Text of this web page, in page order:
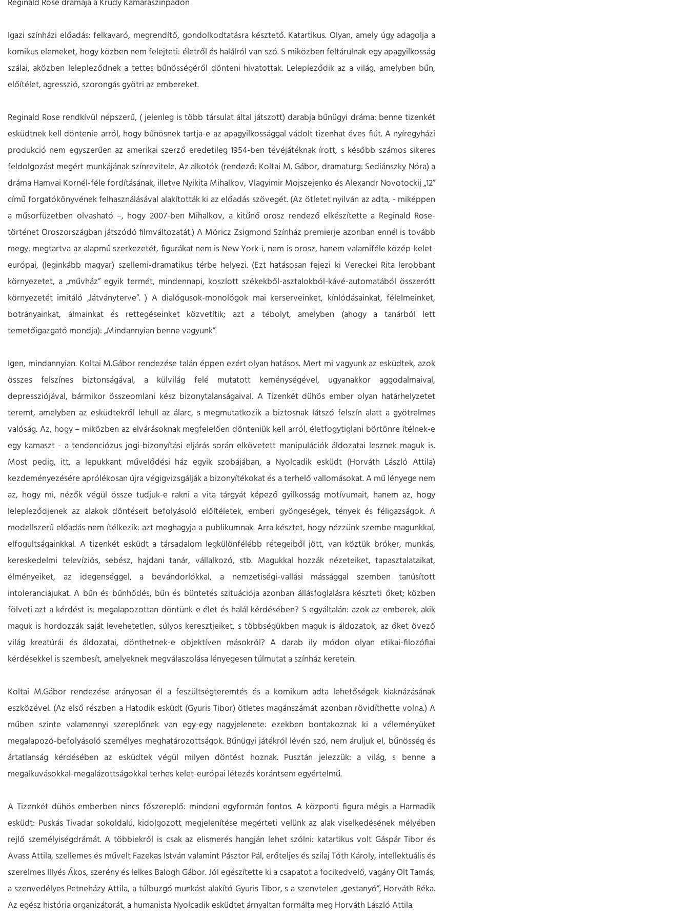
Reginald Rose drámája a Krúdy Kamaraszínpadon
Igazi színházi előadás: felkavaró, megrendítő, gondolkodtatásra késztető. Katartikus. Olyan, amely úgy adagolja a
komikus elemeket, hogy közben nem felejteti: életről és halálról van szó. S miközben feltárulnak egy apagyilkosság
szálai, aközben lelepleződnek a tettes bűnösségéről dönteni hivatottak. Lelepleződik az a világ, amelyben bűn,
előítélet, agresszió, szorongás gyötri az embereket.
Reginald Rose rendkívül népszerű, ( jelenleg is több társulat által játszott) darabja bűnügyi dráma: benne tizenkét
esküdtnek kell döntenie arról, hogy bűnösnek tartja-e az apagyilkossággal vádolt tizenhat éves fiút. A nyíregyházi
produkció nem egyszerűen az amerikai szerző eredetileg 1954-ben tévéjátéknak írott, s később számos sikeres
feldolgozást megért munkájának színrevitele. Az alkotók (rendező: Koltai M. Gábor, dramaturg: Sediánszky Nóra) a
dráma Hamvai Kornél-féle fordításának, illetve Nyikita Mihalkov, Vlagyimir Mojszejenko és Alexandr Novotockij „12”
című forgatókönyvének felhasználásával alakították ki az előadás szövegét. (Az ötletet nyilván az adta, - miképpen
a műsorfüzetben olvasható –, hogy 2007-ben Mihalkov, a kitűnő orosz rendező elkészítette a Reginald Rose-
történet Oroszországban játszódó filmváltozatát.) A Móricz Zsigmond Színház premierje azonban ennél is tovább
megy: megtartva az alapmű szerkezetét, figurákat nem is New York-i, nem is orosz, hanem valamiféle közép-kelet-
európai, (leginkább magyar) szellemi-dramatikus térbe helyezi. (Ezt hatásosan fejezi ki Vereckei Rita lerobbant
környezetet, a „művház” egyik termét, mindennapi, koszlott székekből-asztalokból-kávé-automatából összerótt
környezetét imitáló „látványterve”. ) A dialógusok-monológok mai kerserveinket, kínlódásainkat, félelmeinket,
botrányainkat, álmainkat és rettegéseinket közvetítik; azt a tébolyt, amelyben (ahogy a tanárból lett
temetőigazgató mondja): „Mindannyian benne vagyunk”.
Igen, mindannyian. Koltai M.Gábor rendezése talán éppen ezért olyan hatásos. Mert mi vagyunk az esküdtek, azok
összes felszínes biztonságával, a külvilág felé mutatott keménységével, ugyanakkor aggodalmaival,
depressziójával, bármikor összeomlani kész bizonytalanságaival. A Tizenkét dühös ember olyan határhelyzetet
teremt, amelyben az esküdtekről lehull az álarc, s megmutatkozik a biztosnak látszó felszín alatt a gyötrelmes
valóság. Az, hogy – miközben az elvárásoknak megfelelően dönteniük kell arról, életfogytiglani börtönre ítélnek-e
egy kamaszt - a tendenciózus jogi-bizonyítási eljárás során elkövetett manipulációk áldozatai lesznek maguk is.
Most pedig, itt, a lepukkant művelődési ház egyik szobájában, a Nyolcadik esküdt (Horváth László Attila)
kezdeményezésére aprólékosan újra végigvizsgálják a bizonyítékokat és a terhelő vallomásokat. A mű lényege nem
az, hogy mi, nézők végül össze tudjuk-e rakni a vita tárgyát képező gyilkosság motívumait, hanem az, hogy
lelepleződjenek az alakok döntéseit befolyásoló előítéletek, emberi gyöngeségek, tények és féligazságok. A
modellszerű előadás nem ítélkezik: azt meghagyja a publikumnak. Arra késztet, hogy nézzünk szembe magunkkal,
elfogultságainkkal. A tizenkét esküdt a társadalom legkülönfélébb rétegeiből jött, van köztük bróker, munkás,
kereskedelmi televíziós, sebész, hajdani tanár, vállalkozó, stb. Magukkal hozzák nézeteiket, tapasztalataikat,
élményeiket, az idegenséggel, a bevándorlókkal, a nemzetiségi-vallási mássággal szemben tanúsított
intoleranciájukat. A bűn és bűnhődés, bűn és büntetés szituációja azonban állásfoglalásra készteti őket; közben
fölveti azt a kérdést is: megalapozottan döntünk-e élet és halál kérdésében? S egyáltalán: azok az emberek, akik
maguk is hordozzák saját levehetetlen, súlyos keresztjeiket, s többségükben maguk is áldozatok, az őket övező
világ kreatúrái és áldozatai, dönthetnek-e objektíven másokról? A darab ily módon olyan etikai-filozófiai
kérdésekkel is szembesít, amelyeknek megválaszolása lényegesen túlmutat a színház keretein.
Koltai M.Gábor rendezése arányosan él a feszültségteremtés és a komikum adta lehetőségek kiaknázásának
eszközével. (Az első részben a Hatodik esküdt (Gyuris Tibor) ötletes magánszámát azonban rövidíthette volna.) A
műben szinte valamennyi szereplőnek van egy-egy nagyjelenete: ezekben bontakoznak ki a véleményüket
megalapozó-befolyásoló személyes meghatározottságok. Bűnügyi játékról lévén szó, nem áruljuk el, bűnösség és
ártatlanság kérdésében az esküdtek végül milyen döntést hoznak. Pusztán jelezzük: a világ, s benne a
megalkuvásokkal-megalázottságokkal terhes kelet-európai létezés korántsem egyértelmű.
A Tizenkét dühös emberben nincs főszereplő: mindeni egyformán fontos. A központi figura mégis a Harmadik
esküdt: Puskás Tivadar sokoldalú, kidolgozott megjelenítése megérteti velünk az alak viselkedésének mélyében
rejlő személyiségdrámát. A többiekről is csak az elismerés hangján lehet szólni: katartikus volt Gáspár Tibor és
Avass Attila, szellemes és művelt Fazekas István valamint Pásztor Pál, erőteljes és szilaj Tóth Károly, intellektuális és
szerelmes Illyés Ákos, szerény és lelkes Balogh Gábor. Jól egészítette ki a csapatot a focikedvelő, vagány Olt Tamás,
a szenvedélyes Petneházy Attila, a túlbuzgó munkást alakító Gyuris Tibor, s a szenvtelen „gestanyó”, Horváth Réka.
Az egész história organizátorát, a humanista Nyolcadik esküdtet árnyaltan formálta meg Horváth László Attila.